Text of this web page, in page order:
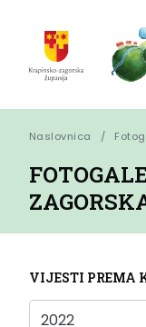
Naslovnica
VIJESTI PREMA